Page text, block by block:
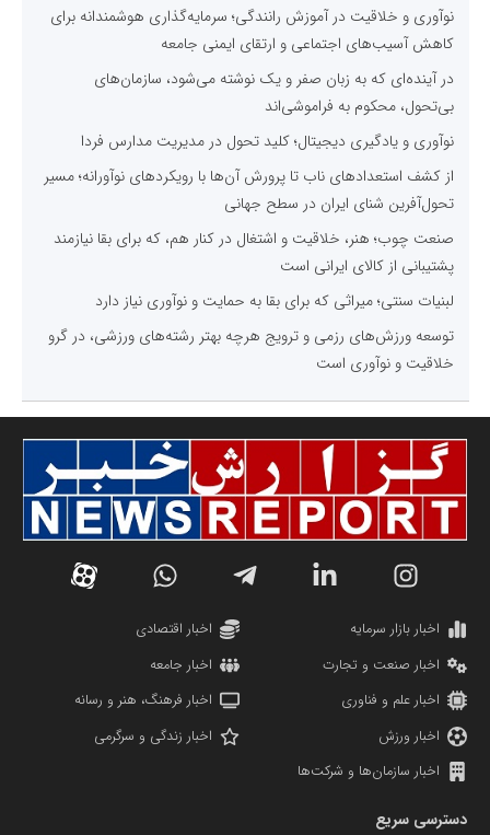
نوآوری و خلاقیت در آموزش رانندگی؛ سرمایه‌گذاری هوشمندانه برای
کاهش آسیب‌های اجتماعی و ارتقای ایمنی جامعه
در آینده‌ای که به زبان صفر و یک نوشته می‌شود، سازمان‌های
بی‌تحول، محکوم به فراموشی‌اند
نوآوری و یادگیری دیجیتال؛ کلید تحول در مدیریت مدارس فردا
از کشف استعدادهای ناب تا پرورش آن‌ها با رویکردهای نوآورانه؛ مسیر
تحول‌آفرین شنای ایران در سطح جهانی
صنعت چوب؛ هنر، خلاقیت و اشتغال در کنار هم، که برای بقا نیازمند
پشتیبانی از کالای ایرانی است
لبنیات سنتی؛ میراثی که برای بقا به حمایت و نوآوری نیاز دارد
توسعه ورزش‌های رزمی و ترویج هرچه بهتر رشته‌های ورزشی، در گرو
خلاقیت و نوآوری است
اخبار بازار سرمایه
اخبار اقتصادی
اخبار صنعت و تجارت
اخبار جامعه
اخبار علم و فناوری
اخبار فرهنگ، هنر و رسانه
اخبار ورزش
اخبار زندگی و سرگرمی
اخبار سازمان‌ها و شرکت‌ها
دسترسی سریع